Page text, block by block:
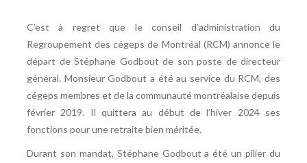
C’est à regret que le conseil d’administration du
Regroupement des cégeps de Montréal (RCM) annonce le
départ de Stéphane Godbout de son poste de directeur
général. Monsieur Godbout a été au service du RCM, des
cégeps membres et de la communauté montréalaise depuis
février 2019. Il quittera au début de l’hiver 2024 ses
fonctions pour une retraite bien méritée.
Durant son mandat, Stéphane Godbout a été un pilier du